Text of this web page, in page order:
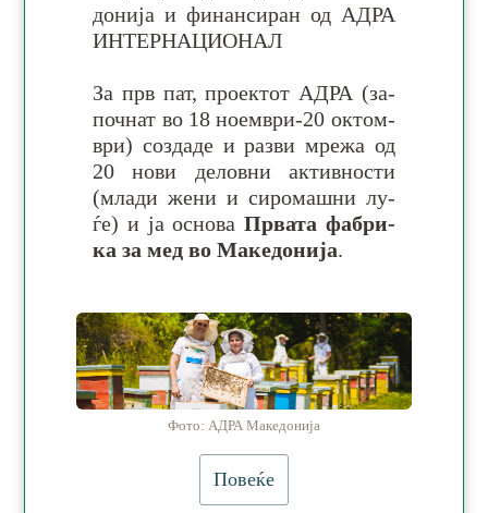
до­ни­ја и фи­нан­си­ран од АДРА
ИН­ТЕР­НА­ЦИО­НАЛ
За прв пат, про­ек­тот АДРА (за­
по­чнат во 18 но­ем­ври-20 ок­том­
ври) соз­да­де и ра­зви мре­жа од
20 но­ви де­лов­ни ак­тив­но­сти
(мла­ди же­ни и си­ро­маш­ни лу­
ѓе) и ја ос­но­ва Пр­ва­та фа­бри­
ка за мед во Ма­ке­до­нија.
Фото: АДРА Македонија
Повеќе